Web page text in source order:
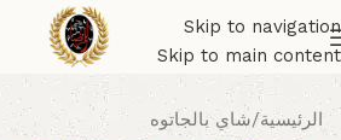
Skip to navigation
Skip to main content
الرئيسية/شاي بالجاتوه